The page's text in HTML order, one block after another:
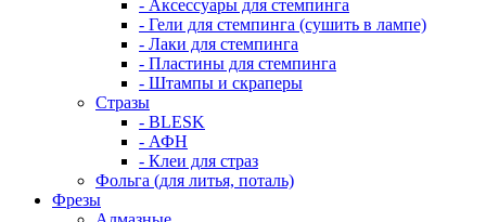
- Аксессуары для стемпинга
- Гели для стемпинга (сушить в лампе)
- Лаки для стемпинга
- Пластины для стемпинга
- Штампы и скраперы
Стразы
- BLESK
- АФН
- Клеи для страз
Фольга (для литья, поталь)
Фрезы